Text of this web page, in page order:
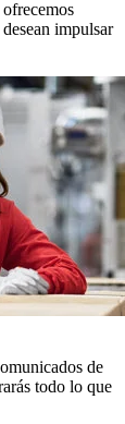
impulsar
de
todo lo que